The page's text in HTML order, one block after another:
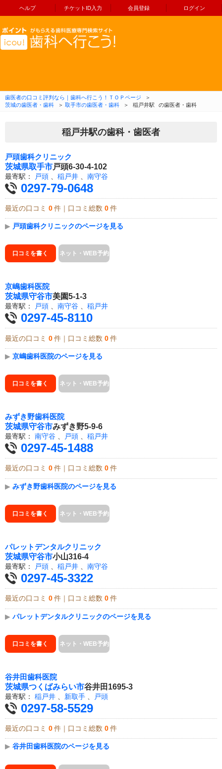
ヘルプ チケットID入力 会員登録 ログイン
コンテンツへ移動
歯医者の口コミ評判なら｜歯科へ行こう！ＴＯＰページ
＞
茨城の歯医者・歯科
＞ 取手市の歯医者・歯科 ＞ 稲戸井駅 の歯医者・歯科
稲戸井駅の歯科・歯医者
戸頭歯科クリニック
茨城県取手市戸頭6-30-4-102
最寄駅： 戸頭 稲戸井 南守谷
0297-79-0648
最近の口コミ 0 件｜口コミ総数 0 件
▶ 戸頭歯科クリニックのページを見る
口コミを書く ネット・WEB予約
京嶋歯科医院
茨城県守谷市美園5-1-3
最寄駅： 戸頭 、 南守谷 、 稲戸井
0297-45-8110
最近の口コミ 0 件｜口コミ総数 0 件
▶ 京嶋歯科医院のページを見る
口コミを書く ネット・WEB予約
みずき野歯科医院
茨城県守谷市みずき野5-9-6
最寄駅： 南守谷 戸頭 稲戸井
0297-45-1488
最近の口コミ 0 件｜口コミ総数 0 件
▶ みずき野歯科医院のページを見る
口コミを書く ネット・WEB予約
パレットデンタルクリニック
茨城県守谷市小山316-4
最寄駅： 戸頭 稲戸井 南守谷
0297-45-3322
最近の口コミ 0 件｜口コミ総数 0 件
▶ パレットデンタルクリニックのページを見る
口コミを書く ネット・WEB予約
谷井田歯科医院
茨城県つくばみらい市谷井田1695-3
最寄駅： 稲戸井 新取手 戸頭
0297-58-5529
最近の口コミ 0 件｜口コミ総数 0 件
▶ 谷井田歯科医院のページを見る